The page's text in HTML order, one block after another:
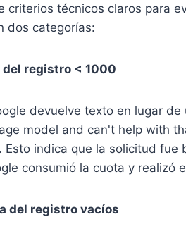
criterios técnicos claros para
dos categorías:
del registro < 1000
devuelve texto en lugar de
model and can't help with
indica que la solicitud fue
consumió la cuota y realizó
del registro vacíos